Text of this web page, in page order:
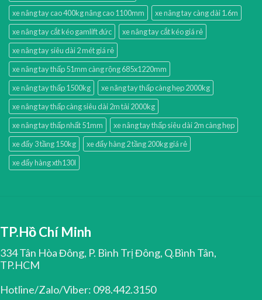
xe nâng tay cao 400kg nâng cao 1100mm
xe nâng tay càng dài 1.6m
xe nâng tay cắt kéo gamlift đức
xe nâng tay cắt kéo giá rẻ
xe nâng tay siêu dài 2 mét giá rẻ
xe nâng tay thấp 51mm càng rộng 685x1220mm
xe nâng tay thấp 1500kg
xe nâng tay thấp càng hẹp 2000kg
xe nâng tay thấp càng siêu dài 2m tải 2000kg
xe nâng tay thấp nhất 51mm
xe nâng tay thấp siêu dài 2m càng hẹp
xe đẩy 3 tầng 150kg
xe đẩy hàng 2 tầng 200kg giá rẻ
xe đẩy hàng xth130l
TP.Hồ Chí Minh
334 Tân Hòa Đông, P. Bình Trị Đông, Q.Bình Tân,
TP.HCM
Hotline/Zalo/Viber: 098.442.3150